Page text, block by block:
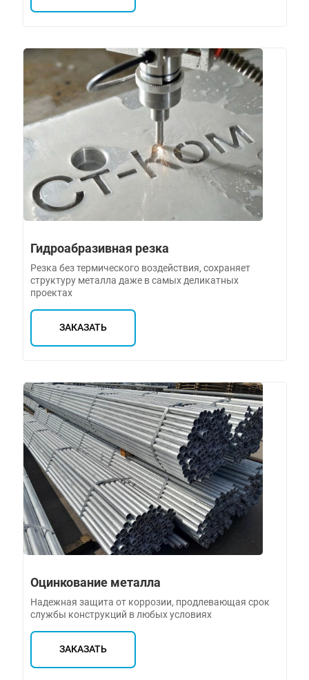
Гидроабразивная резка
Резка без термического воздействия, сохраняет
структуру металла даже в самых деликатных
проектах
ЗАКАЗАТЬ
Оцинкование металла
Надежная защита от коррозии, продлевающая срок
службы конструкций в любых условиях
ЗАКАЗАТЬ